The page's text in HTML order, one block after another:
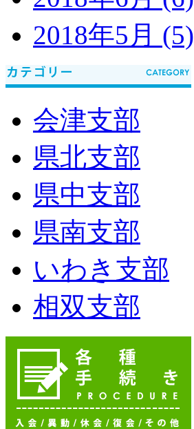
2018年5月 (5)
会津支部
県北支部
県中支部
県南支部
いわき支部
相双支部